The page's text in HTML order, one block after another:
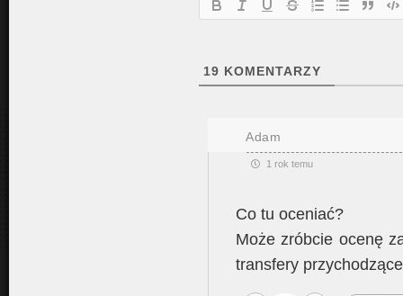
19 KOMENTARZY
Adam
1 rok temu
Co tu oceniać?
Może zróbcie ocenę
transfery